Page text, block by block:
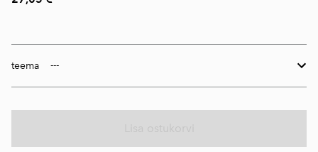
teema